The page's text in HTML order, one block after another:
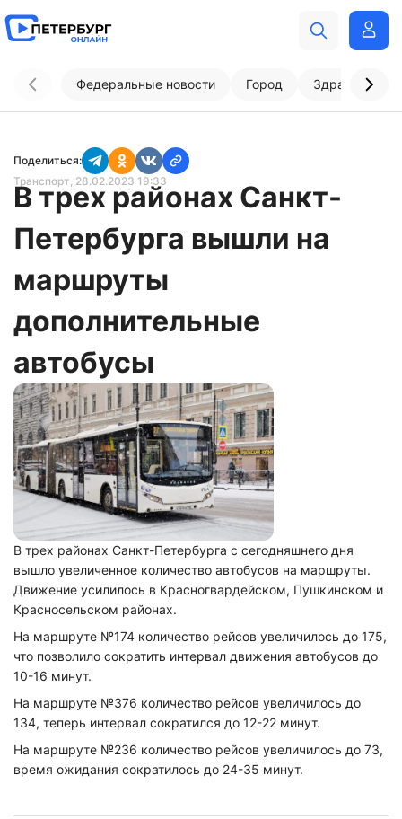
Федеральные новости Город
Поделиться:
Транспорт, 28.02.2023 19:33
В трех районах Санкт-
Петербурга вышли на
маршруты
дополнительные
автобусы
В трех районах Санкт-Петербурга с сегодняшнего дня
вышло увеличенное количество автобусов на маршруты.
Движение усилилось в Красногвардейском, Пушкинском и
Красносельском районах.
На маршруте №174 количество рейсов увеличилось до 175,
что позволило сократить интервал движения автобусов до
10-16 минут.
На маршруте №376 количество рейсов увеличилось до
134, теперь интервал сократился до 12-22 минут.
На маршруте №236 количество рейсов увеличилось до 73,
время ожидания сократилось до 24-35 минут.